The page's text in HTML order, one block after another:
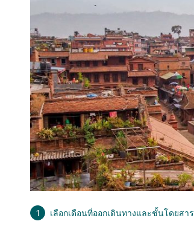
1 เลือกเดือนที่ออกเดินทางและชั้นโดยสาร